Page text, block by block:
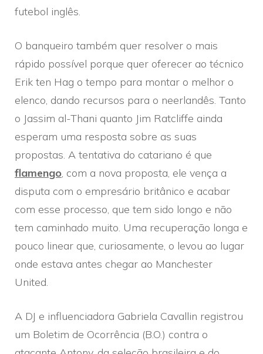
futebol inglês.
O banqueiro também quer resolver o mais
rápido possível porque quer oferecer ao técnico
Erik ten Hag o tempo para montar o melhor o
elenco, dando recursos para o neerlandês. Tanto
o Jassim al-Thani quanto Jim Ratcliffe ainda
esperam uma resposta sobre as suas
propostas. A tentativa do catariano é que
flamengo, com a nova proposta, ele vença a
disputa com o empresário britânico e acabar
com esse processo, que tem sido longo e não
tem caminhado muito. Uma recuperação longa e
pouco linear que, curiosamente, o levou ao lugar
onde estava antes chegar ao Manchester
United.
A DJ e influenciadora Gabriela Cavallin registrou
um Boletim de Ocorrência (B.O.) contra o